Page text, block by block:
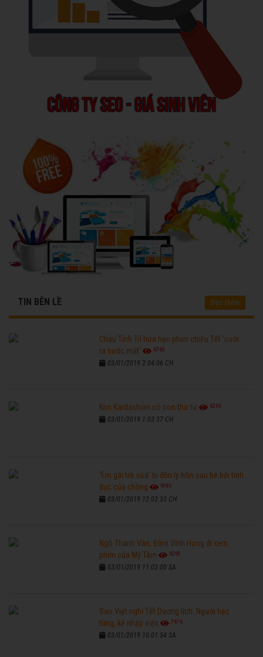
TIN BÊN LỀ Đọc thêm
Châu Tinh Trì hứa hẹn phim chiếu Tết 'cười
ra nước mắt'
6765
03/01/2019 2:04:06 CH
Kim Kardashian có con thứ tư 6264
03/01/2019 1:03:37 CH
'Em gái trà sữa' bị đồn ly hôn sau bê bối tình
dục của chồng
6585
03/01/2019 12:03:33 CH
Ngô Thanh Vân, Đàm Vĩnh Hưng đi xem
phim của Mỹ Tâm
6265
03/01/2019 11:03:00 SA
Sao Việt nghỉ Tết Dương lịch: Người tiệc
tùng, kẻ nhập viện
7676
03/01/2019 10:01:54 SA